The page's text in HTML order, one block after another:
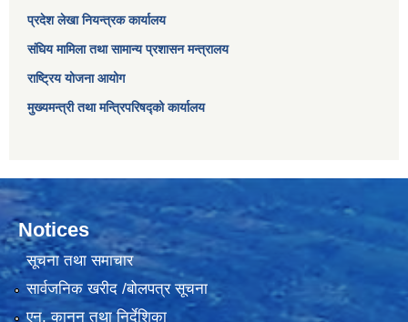
प्रदेश लेखा नियन्त्रक कार्यालय
संघिय मामिला तथा सामान्य प्रशासन मन्त्रालय
राष्ट्रिय योजना आयोग
मुख्यमन्त्री तथा मन्त्रिपरिषद्को कार्यालय
Notices
सूचना तथा समाचार
सार्वजनिक खरीद /बोलपत्र सूचना
एन, कानुन तथा निर्देशिका